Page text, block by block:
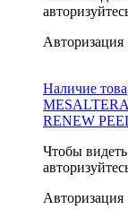
Авторизация
Наличие
RENEW
Чтобы
Авторизация